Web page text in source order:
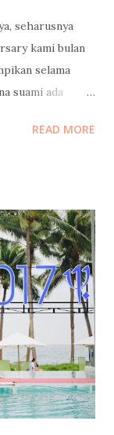
seharusnya
kami bulan
selama
suami ada
orang banyak.
berbentuk
belakangan ini
dan
masuk dalam
di
hari yang
dan kakak saya
Pulo Cinta.
READ MORE